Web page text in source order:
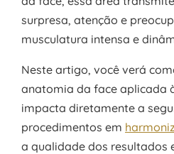
surpresa, atenção e
musculatura intensa e
Neste artigo, você verá
anatomia da face aplicada
impacta diretamente a
procedimentos em
a qualidade dos resultados